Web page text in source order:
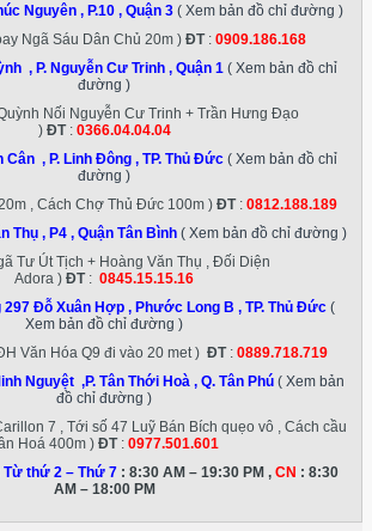
Nguyên , P.10 , Quận 3 ( Xem bản đồ chỉ đường )
Ngã Sáu Dân Chủ 20m ) ĐT: 0909.186.168
, P. Nguyễn Cư Trinh , Quận 1 ( Xem bản đồ chỉ
đường )
Nối Nguyễn Cư Trinh + Trần Hưng Đạo
) ĐT: 0366.04.04.04
Cân , P. Linh Đông , TP. Thủ Đức( Xem bản đồ chỉ
đường )
, Cách Chợ Thủ Đức 100m ) ĐT: 0812.188.189
Thụ , P4 , Quận Tân Bình ( Xem bản đồ chỉ đường )
Tư Út Tịch + Hoàng Văn Thụ , Đối Diện
Adora ) ĐT: 0845.15.15.16
Đỗ Xuân Hợp , Phước Long B , TP. Thủ Đức (
Xem bản đồ chỉ đường )
Văn Hóa Q9 đi vào 20 met ) ĐT: 0889.718.719
Nguyệt ,P. Tân Thới Hoà , Q. Tân Phú ( Xem bản
đồ chỉ đường )
7 , Tới số 47 Luỹ Bán Bích quẹo vô , Cách cầu
Hoá 400m ) ĐT: 0977.501.601
Từ thứ 2 – Thứ 7: 8:30 AM – 19:30 PM , CN : 8:30
AM – 18:00 PM